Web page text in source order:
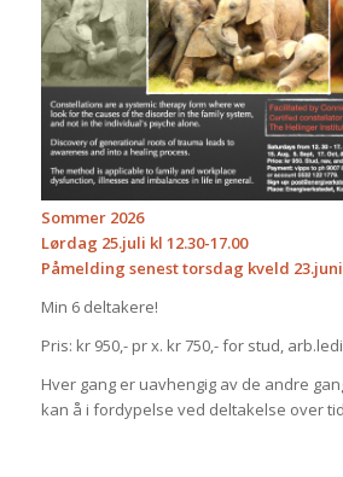
Sommer 2026
Lørdag 25.juli kl 12.30-17.00
Påmelding senest torsdag kveld 23.juni
Min 6 deltakere!
Pris: kr 950,- pr x. kr 750,- for stud,
Hver gang er uavhengig av de andre
kan å i fordypelse ved deltakelse over